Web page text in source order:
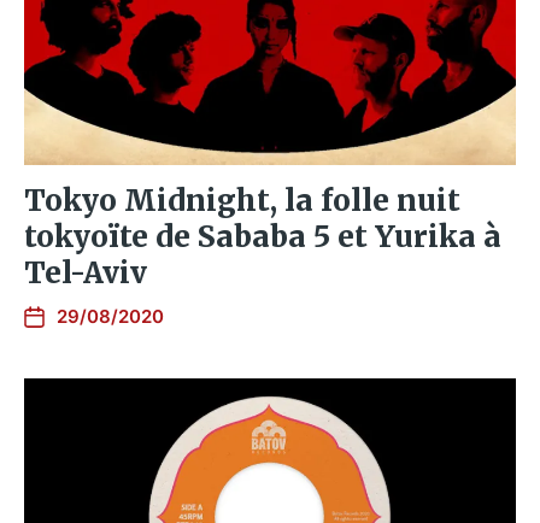
Tokyo Midnight, la folle nuit
tokyoïte de Sababa 5 et Yurika à
Tel-Aviv
29/08/2020